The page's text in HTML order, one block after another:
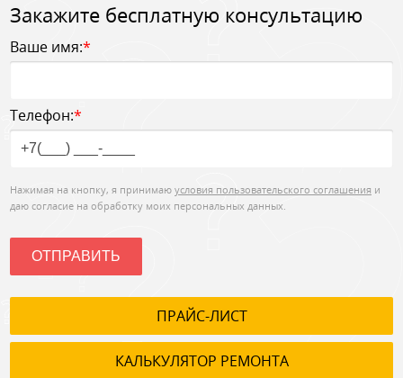
Закажите бесплатную консультацию
Ваше имя:*
Телефон:*
Нажимая на кнопку, я принимаю условия пользовательского соглашения и
даю согласие на обработку моих персональных данных.
ОТПРАВИТЬ
ПРАЙС-ЛИСТ
КАЛЬКУЛЯТОР РЕМОНТА